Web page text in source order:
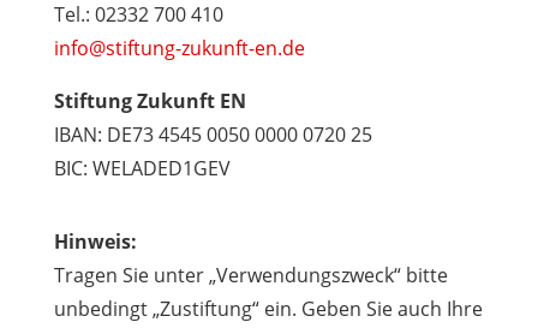
Tel.: 02332 700 410
info@stiftung-zukunft-en.de
Stiftung Zukunft EN
IBAN: DE73 4545 0050 0000 0720 25
BIC: WELADED1GEV
Hinweis:
Tragen Sie unter „Verwendungszweck“ bitte
unbedingt „Zustiftung“ ein. Geben Sie auch Ihre